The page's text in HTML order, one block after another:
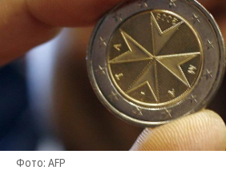
Фото: AFP